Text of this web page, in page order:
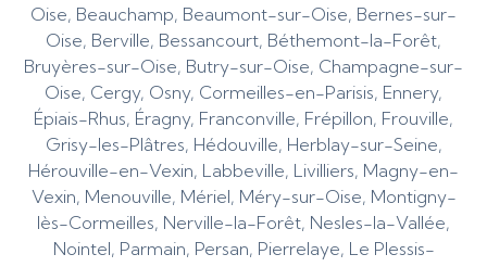
Oise, Beauchamp, Beaumont-sur-Oise, Bernes-sur-
Oise, Berville, Bessancourt, Béthemont-la-Forêt,
Bruyères-sur-Oise, Butry-sur-Oise, Champagne-sur-
Oise, Cergy, Osny, Cormeilles-en-Parisis, Ennery,
Épiais-Rhus, Éragny, Franconville, Frépillon, Frouville,
Grisy-les-Plâtres, Hédouville, Herblay-sur-Seine,
Hérouville-en-Vexin, Labbeville, Livilliers, Magny-en-
Vexin, Menouville, Mériel, Méry-sur-Oise, Montigny-
lès-Cormeilles, Nerville-la-Forêt, Nesles-la-Vallée,
Nointel, Parmain, Persan, Pierrelaye, Le Plessis-